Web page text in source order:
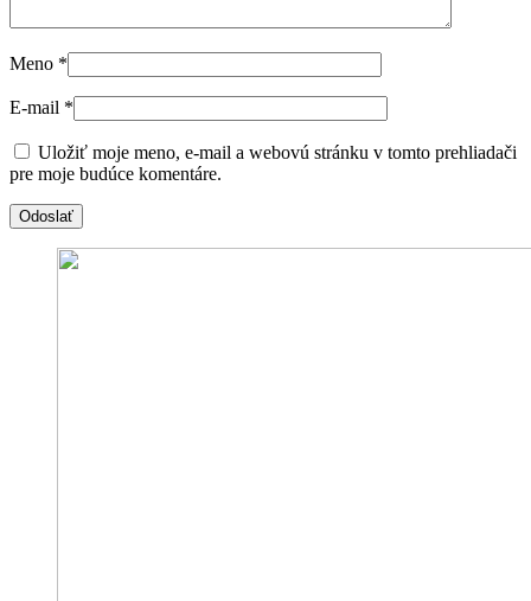
Meno *
E-mail *
Uložiť moje meno, e-mail a webovú stránku v tomto prehliadači
pre moje budúce komentáre.